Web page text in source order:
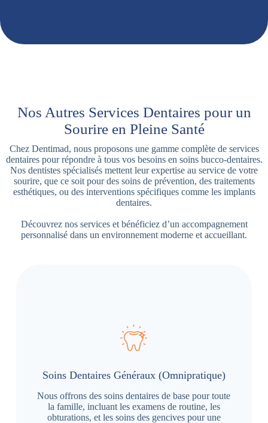
Nos Autres Services Dentaires pour un
Sourire en Pleine Santé
Chez Dentimad, nous proposons une gamme complète de services
dentaires pour répondre à tous vos besoins en soins bucco-dentaires.
Nos dentistes spécialisés mettent leur expertise au service de votre
sourire, que ce soit pour des soins de prévention, des traitements
esthétiques, ou des interventions spécifiques comme les implants
dentaires.
Découvrez nos services et bénéficiez d’un accompagnement
personnalisé dans un environnement moderne et accueillant.
Soins Dentaires Généraux (Omnipratique)
Nous offrons des soins dentaires de base pour toute
la famille, incluant les examens de routine, les
obturations, et les soins des gencives pour une